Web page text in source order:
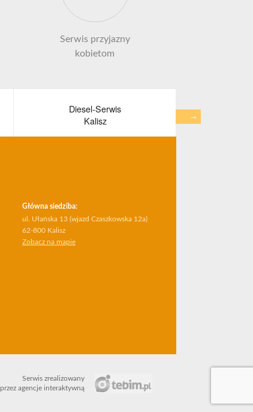
Serwis przyjazny
kobietom
Diesel-Serwis
Kalisz
→
Główna siedziba:
ul. Ułańska 13 (wjazd Czaszkowska 12a)
62-800 Kalisz
Zobacz na mapie
Serwis zrealizowany
przez agencje interaktywną